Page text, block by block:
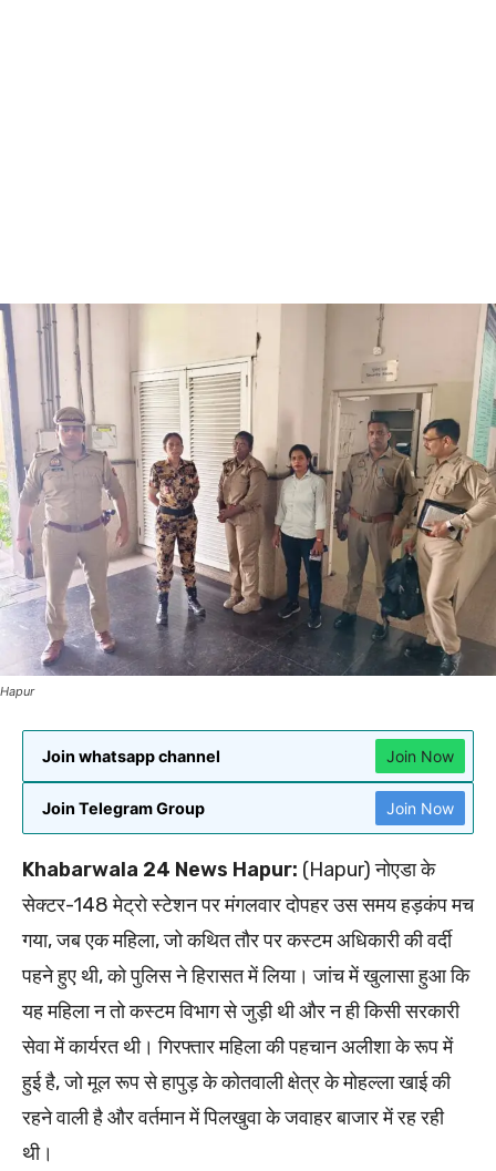
Hapur
Join whatsapp channel Join Now
Join Telegram Group Join Now
Khabarwala 24 News Hapur: (Hapur) नोएडा के
सेक्टर-148 मेट्रो स्टेशन पर मंगलवार दोपहर उस समय हड़कंप मच
गया, जब एक महिला, जो कथित तौर पर कस्टम अधिकारी की वर्दी
पहने हुए थी, को पुलिस ने हिरासत में लिया। जांच में खुलासा हुआ कि
यह महिला न तो कस्टम विभाग से जुड़ी थी और न ही किसी सरकारी
सेवा में कार्यरत थी। गिरफ्तार महिला की पहचान अलीशा के रूप में
हुई है, जो मूल रूप से हापुड़ के कोतवाली क्षेत्र के मोहल्ला खाई की
रहने वाली है और वर्तमान में पिलखुवा के जवाहर बाजार में रह रही
थी।